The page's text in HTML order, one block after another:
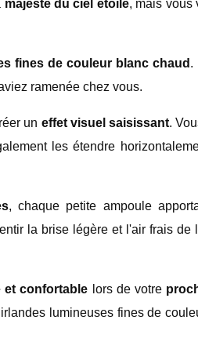
majesté du ciel étoilé, mais vous
fines de couleur blanc chaud .
ramenée chez vous.
un effet visuel saisissant.
les étendre
, chaque petite ampoule
la brise légère et l'air frais de
et confortable lors de votre
lumineuses fines de